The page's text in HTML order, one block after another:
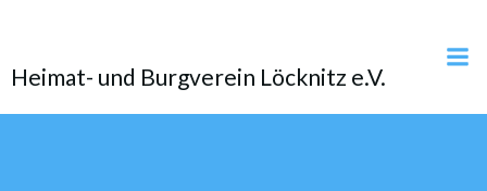
springen
Heimat- und Burgverein Löcknitz e.V.